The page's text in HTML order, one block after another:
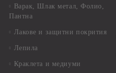
Варак, Шлак метал, Фолио,
Пантна
Лакове и защитни покрития
Лепила
Краклета и медиуми